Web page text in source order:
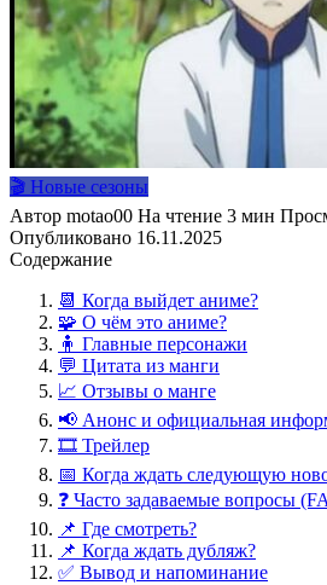
🎬 Новые сезоны
Автор motao00 На чтение 3 мин
Опубликовано 16.11.2025
Содержание
📆 Когда выйдет аниме?
🧩 О чём это аниме?
🧍 Главные персонажи
💬 Цитата из манги
📈 Отзывы о манге
📢 Анонс и официальная
🎞️ Трейлер
📅 Когда ждать следующую
❓ Часто задаваемые вопросы
📌 Где смотреть?
📌 Когда ждать дубляж?
✅ Вывод и напоминание